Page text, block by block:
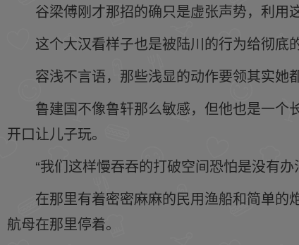
谷梁傅刚才那招的确只是虚张声势，利用
这个大汉看样子也是被陆川的行为给彻
容浅不言语，那些浅显的动作要领其实
鲁建国不像鲁轩那么敏感，但他也是一
开口让儿子玩。
“我们这样慢吞吞的打破空间恐怕是没有
在那里有着密密麻麻的民用渔船和简单
航母在那里停着。